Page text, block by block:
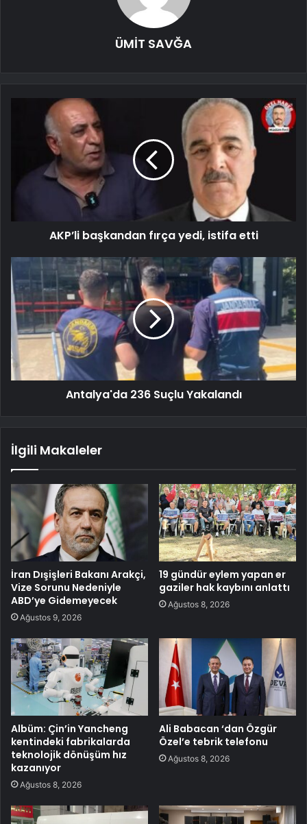
ÜMİT SAVĞA
AKP’li başkandan fırça yedi, istifa etti
Antalya'da 236 Suçlu Yakalandı
İlgili Makaleler
İran Dışişleri Bakanı Arakçi,
Vize Sorunu Nedeniyle
ABD’ye Gidemeyecek
Ağustos 9, 2026
19 gündür eylem yapan er
gaziler hak kaybını anlattı
Ağustos 8, 2026
Albüm: Çin’in Yancheng
kentindeki fabrikalarda
teknolojik dönüşüm hız
kazanıyor
Ağustos 8, 2026
Ali Babacan ‘dan Özgür
Özel’e tebrik telefonu
Ağustos 8, 2026